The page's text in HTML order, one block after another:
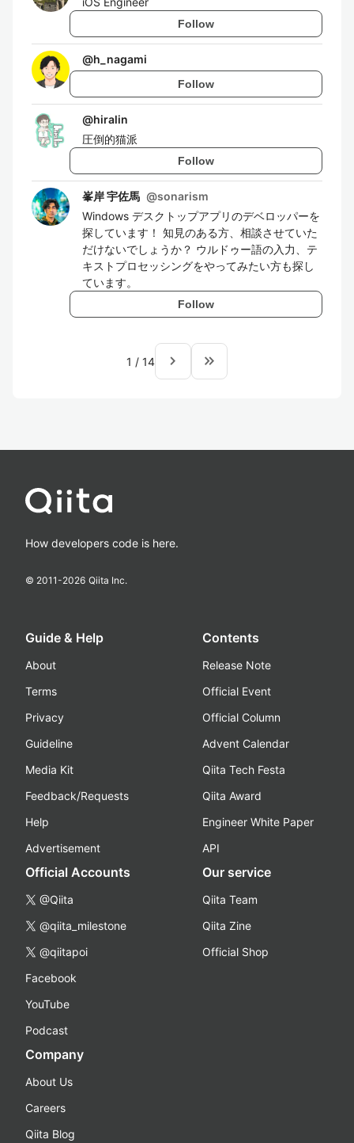
Follow
@h_nagami
Follow
@hiralin
圧倒的猫派
Follow
峯岸 宇佐馬 @sonarism
Windows デスクトップアプリのデベロッパーを
探しています！ 知見のある方、相談させていた
だけないでしょうか？ ウルドゥー語の入力、テ
キストプロセッシングをやってみたい方も探し
ています。
Follow
1 / 14 navigate_next keyboard_double_arrow_right
How developers code is here.
© 2011-2026 Qiita Inc.
Guide & Help
About
Terms
Privacy
Guideline
Media Kit
Feedback/Requests
Help
Advertisement
Contents
Release Note
Official Event
Official Column
Advent Calendar
Qiita Tech Festa
Qiita Award
Engineer White Paper
API
Official Accounts
@Qiita
@qiita_milestone
@qiitapoi
Facebook
YouTube
Podcast
Our service
Qiita Team
Qiita Zine
Official Shop
Company
About Us
Careers
Qiita Blog